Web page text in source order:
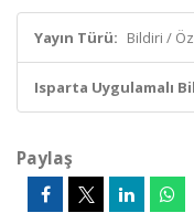
Yayın Türü: Bildiri /
Isparta Uygulamalı
Paylaş